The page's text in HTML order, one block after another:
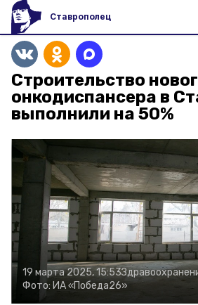
Ставрополец
Строительство
онкодиспансера в
выполнили на 50%
19 марта 2025, 15:53
Фото: ИА «Победа26»